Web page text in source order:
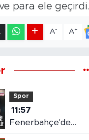
para ele geçirdi.
A- A+
Spor
11:57
Fenerbahçe'de
Lukaku sesleri!